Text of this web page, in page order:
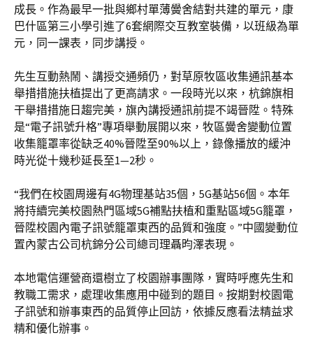
成長。作為最早一批與鄉村單薄黌舍結對共建的單元，康
巴什區第三小學引進了6套網際交互教室裝備，以班級為單
元，同一課表，同步講授。
先生互動熱鬧、講授交通頻仍，對草原牧區收集通訊基本
舉措措施扶植提出了更高請求。一段時光以來，杭錦旗相
干舉措措施日趨完美，旗內講授通訊前提不竭晉陞。特殊
是“電子訊號升格”專項舉動展開以來，牧區黌舍變動位置
收集籠罩率從缺乏40%晉陞至90%以上，錄像播放的緩沖
時光從十幾秒延長至1—2秒。
“我們在校園周邊有4G物理基站35個，5G基站56個。本年
將持續完美校園熱門區域5G補點扶植和重點區域5G籠罩，
晉陞校園內電子訊號籠罩東西的品質和強度。”中國變動位
置內蒙古公司杭錦分公司總司理聶昀澤表現。
本地電信運營商還樹立了校園辦事團隊，實時呼應先生和
教職工需求，處理收集應用中碰到的題目。按期對校園電
子訊號和辦事東西的品質停止回訪，依據反應看法精益求
精和優化辦事。